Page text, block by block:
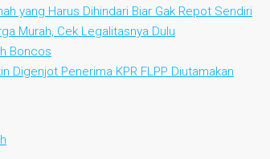
yang Harus Dihindari Biar Gak Repot Sendiri
Murah, Cek Legalitasnya Dulu
Boncos
Digenjot Penerima KPR FLPP Diutamakan